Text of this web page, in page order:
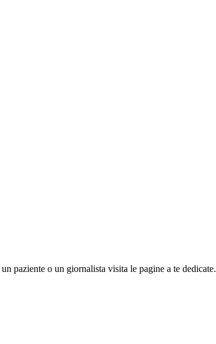
paziente o un giornalista visita le pagine a te dedicate.